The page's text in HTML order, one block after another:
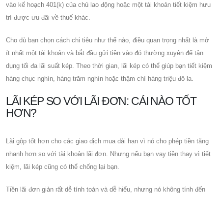
vào kế hoạch 401(k) của chủ lao động hoặc một tài khoản tiết kiệm hưu
trí được ưu đãi về thuế khác.
Cho dù bạn chọn cách chi tiêu như thế nào, điều quan trọng nhất là mở
ít nhất một tài khoản và bắt đầu gửi tiền vào đó thường xuyên để tận
dụng tối đa lãi suất kép. Theo thời gian, lãi kép có thể giúp bạn tiết kiệm
hàng chục nghìn, hàng trăm nghìn hoặc thậm chí hàng triệu đô la.
LÃI KÉP SO VỚI LÃI ĐƠN: CÁI NÀO TỐT
HƠN?
Lãi gộp tốt hơn cho các giao dịch mua dài hạn vì nó cho phép tiền tăng
nhanh hơn so với tài khoản lãi đơn. Nhưng nếu bạn vay tiền thay vì tiết
kiệm, lãi kép cũng có thể chống lại bạn.
Tiền lãi đơn giản rất dễ tính toán và dễ hiểu, nhưng nó không tính đến